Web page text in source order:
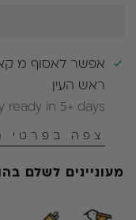
אפשר לאסוף מ
ראש העין
ready in 5+ days
צפה בפרטי
מעוניינים לשלם